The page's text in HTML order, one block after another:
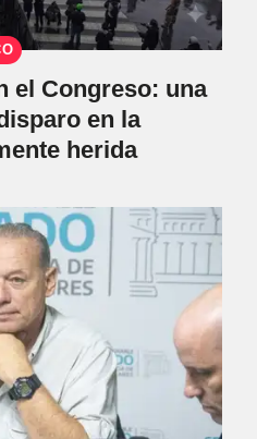
el Congreso: una
en la
herida